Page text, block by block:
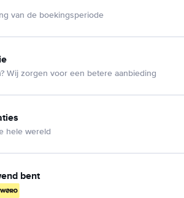
van de boekingsperiode
Wij zorgen voor een betere aanbieding
hele wereld
bent